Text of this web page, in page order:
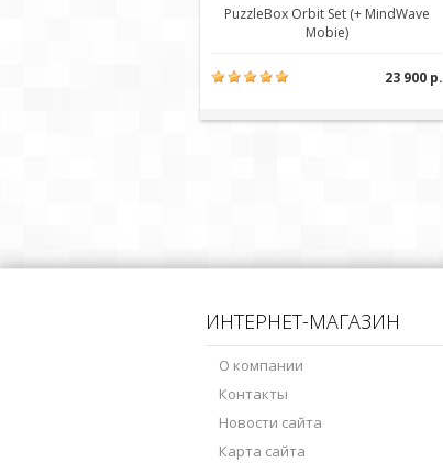
PuzzleBox Orbit Set (+ MindWave
Mobie)
23 900 р.
ИНТЕРНЕТ-МАГАЗИН
О компании
Контакты
Новости сайта
Карта сайта